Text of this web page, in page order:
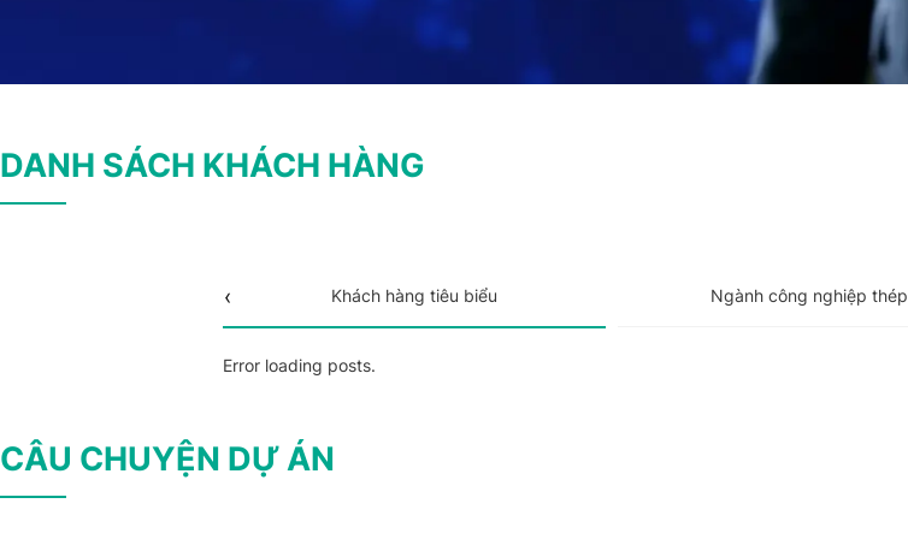
DANH SÁCH KHÁCH HÀNG
Khách hàng tiêu biểu Ngành công nghiệp thép
Error loading posts.
CÂU CHUYỆN DỰ ÁN